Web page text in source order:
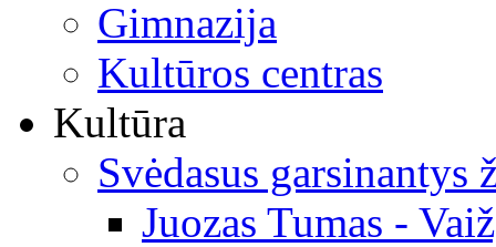
Gimnazija
Kultūros centras
Kultūra
Svėdasus garsinantys
Juozas Tumas -